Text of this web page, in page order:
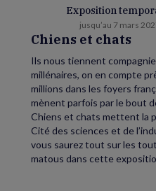
Exposition
jusqu’au 7 mars
Chiens et chats
Ils nous tiennent
millénaires, on en compte
millions dans les foyers
mènent parfois par le bout
Chiens et chats mettent la
Cité des sciences et de
vous saurez tout sur les
matous dans cette